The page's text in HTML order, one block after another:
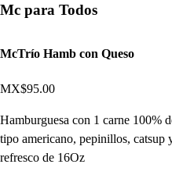
Mc para Todos
McTrío Hamb con Queso
MX$95.00
Hamburguesa con 1 carne 100%
tipo americano, pepinillos, catsup
refresco de 16Oz